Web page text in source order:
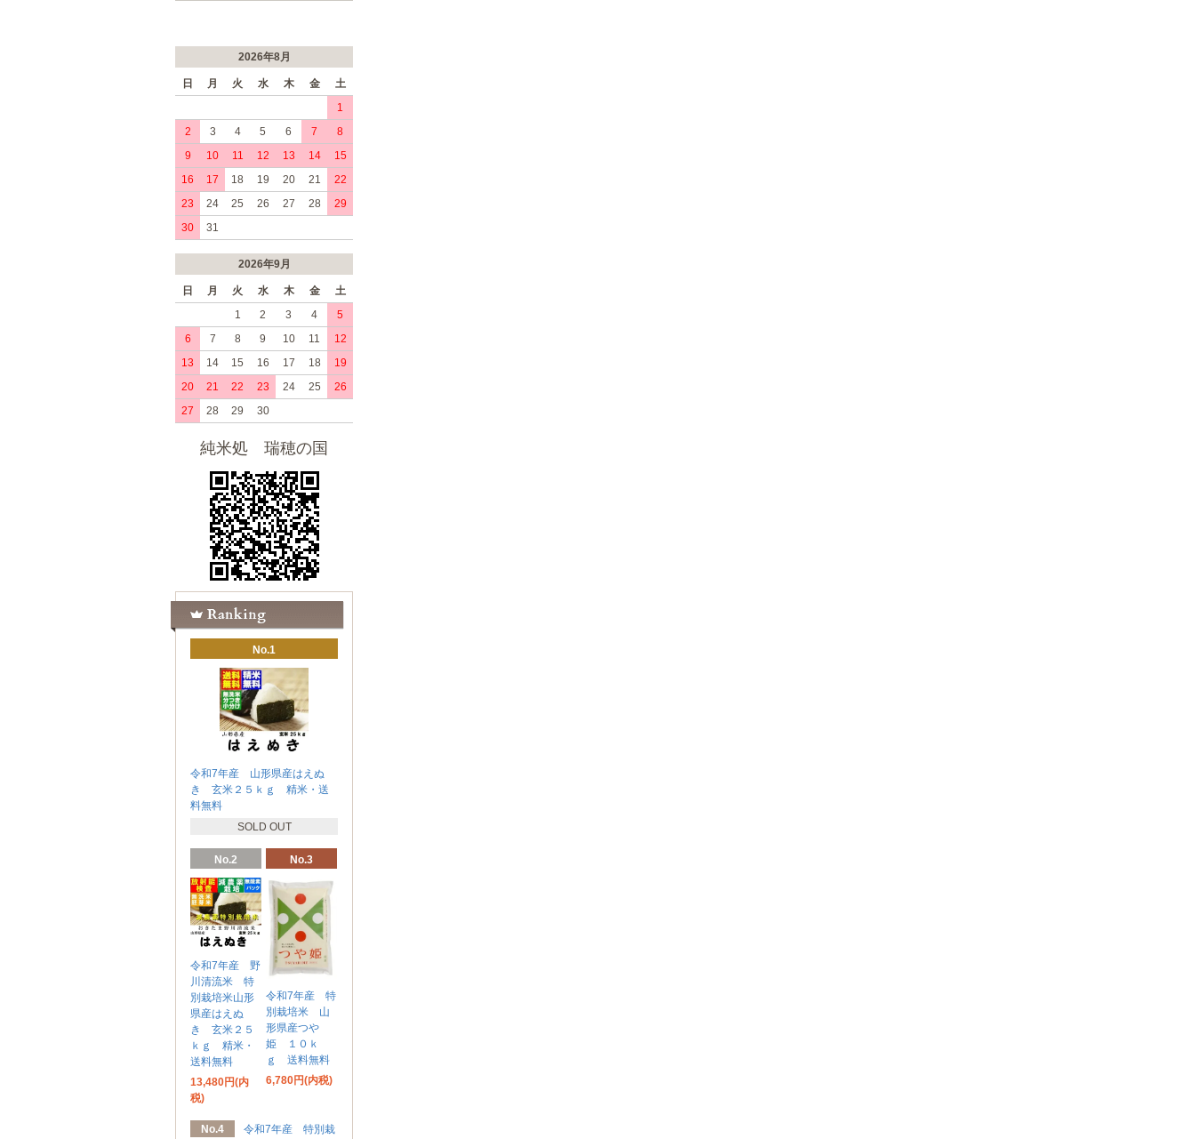
2026年8月
日 月 火 水 木 金
土
1
2
3 4 5 6 7
8
9
10 11 12 13 14
15
16
17 18 19 20 21
22
23
24 25 26 27 28
29
30
31
2026年9月
日 月 火 水 木 金
土
1
2 3 4
5
6
7 8 9 10 11
12
13
14 15 16 17 18
19
20
21 22 23 24 25
26
27
28 29 30
純米処 瑞穂の国
No.1
令和7年産 山形県産はえぬ
き 玄米２５ｋｇ 精米・送
料無料
SOLD OUT
No.2
令和7年産 野
川清流米 特
別栽培米山形
県産はえぬ
き 玄米２５
ｋｇ 精米・
送料無料
13,480円(内
税)
No.3
令和7年産 特
別栽培米 山
形県産つや
姫 １０ｋ
ｇ 送料無料
6,780円(内税)
No.4
令和7年産 特別栽